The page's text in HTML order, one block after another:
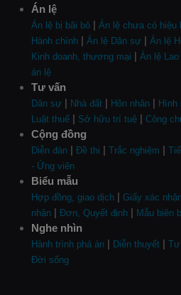
Án lệ
Án lệ bị bãi bỏ | Án lệ chưa có hiệu
Hành chính | Án lệ Dân sự | Án lệ
Kinh doanh, thương mại | Án lệ Lao
án lệ
Tư vấn
Dân sự | Nhà đất | Hôn nhân | Hình
Luật thuế | Sở hữu trí tuệ | Công
Cộng đồng
Diễn đàn | Đề thi | Trắc nghiệm |
- Ứng viên
Biểu mẫu
Hợp đồng, giao dịch | Giấy xác
nhận | Đơn, Quyết định | Mẫu biên
Nghe nhìn
Hành trình phá án | Diễn thuyết |
Đời sống